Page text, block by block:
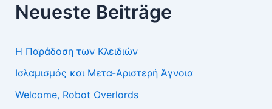
Neueste Beiträge
Η Παράδοση των Κλειδιών
Ισλαμισμός και Μετα-Αριστερή Άγνοια
Welcome, Robot Overlords